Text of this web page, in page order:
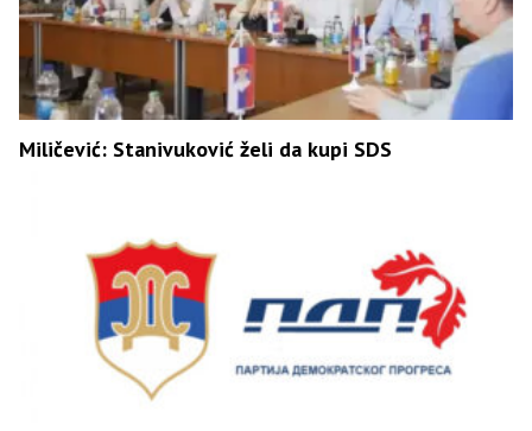
Miličević: Stanivuković želi da kupi SDS